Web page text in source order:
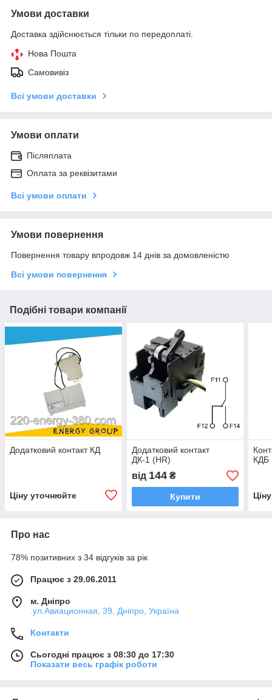
Умови доставки
Доставка здійснюється тільки по передоплаті.
Нова Пошта
Самовивіз
Всі умови доставки
Умови оплати
Післяплата
Оплата за реквізитами
Всі умови оплати
Умови повернення
Повернення товару впродовж 14 днів за домовленістю
Всі умови повернення
Подібні товари компанії
Додатковий контакт КД
Ціну уточнюйте
Додатковий контакт
ДК-1 (HR)
від 144₴
Купити
КДБ
Про нас
78% позитивних з 34 відгуків за рік
Працює з 29.06.2011
м. Дніпро
.ул.Авиационная, 39, Дніпро, Україна
Контакти
Сьогодні працює з 08:30 до 17:30
Показати весь графік роботи